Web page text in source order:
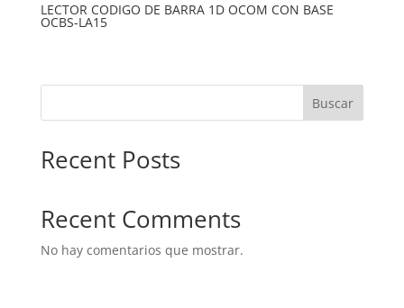
LECTOR CODIGO DE BARRA 1D OCOM CON BASE
OCBS-LA15
Buscar
Recent Posts
Recent Comments
No hay comentarios que mostrar.